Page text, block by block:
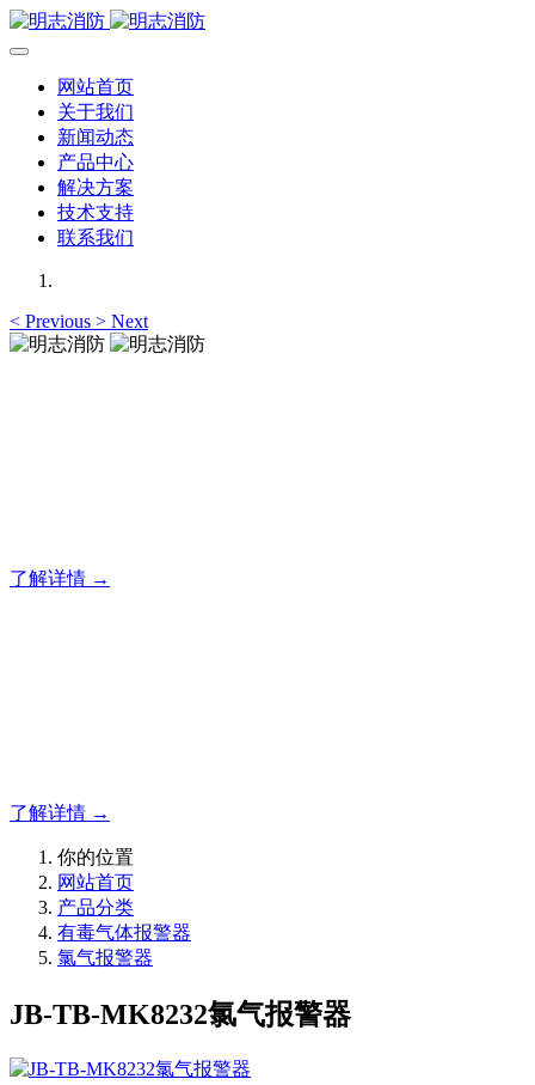
网站首页
关于我们
新闻动态
产品中心
解决方案
技术支持
联系我们
< Previous > Next
了解详情 →
了解详情 →
你的位置
网站首页
产品分类
有毒气体报警器
氯气报警器
JB-TB-MK8232氯气报警器